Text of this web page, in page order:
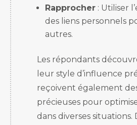
Rapprocher : Utiliser
des liens personnels
autres.
Les répondants
leur style d’influence
reçoivent également
précieuses pour
dans diverses situations.